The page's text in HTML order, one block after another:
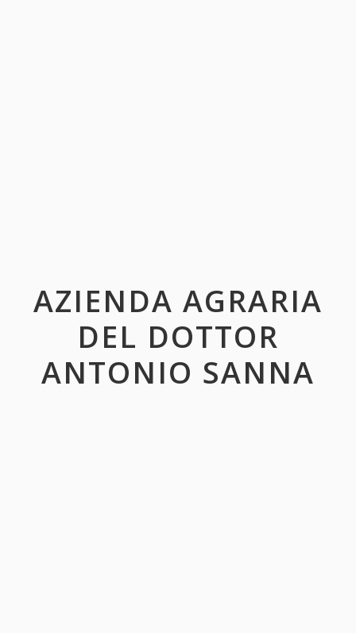
AZIENDA AGRARIA
DEL DOTTOR
ANTONIO SANNA